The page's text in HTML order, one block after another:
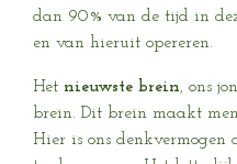
dan 90% van de tijd in
en van hieruit opereren.
Het nieuwste brein, ons
brein. Dit brein maakt
Hier is ons denkvermogen